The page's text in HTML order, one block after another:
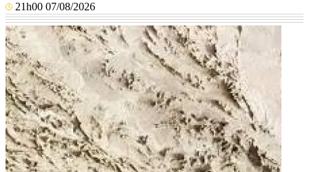
21h00 07/08/2026